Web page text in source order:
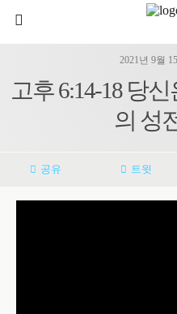
2021년 9월
고후 6:14-18 당
의 성
공유 트윗